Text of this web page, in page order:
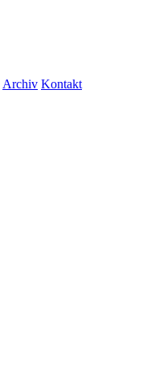
Archiv Kontakt